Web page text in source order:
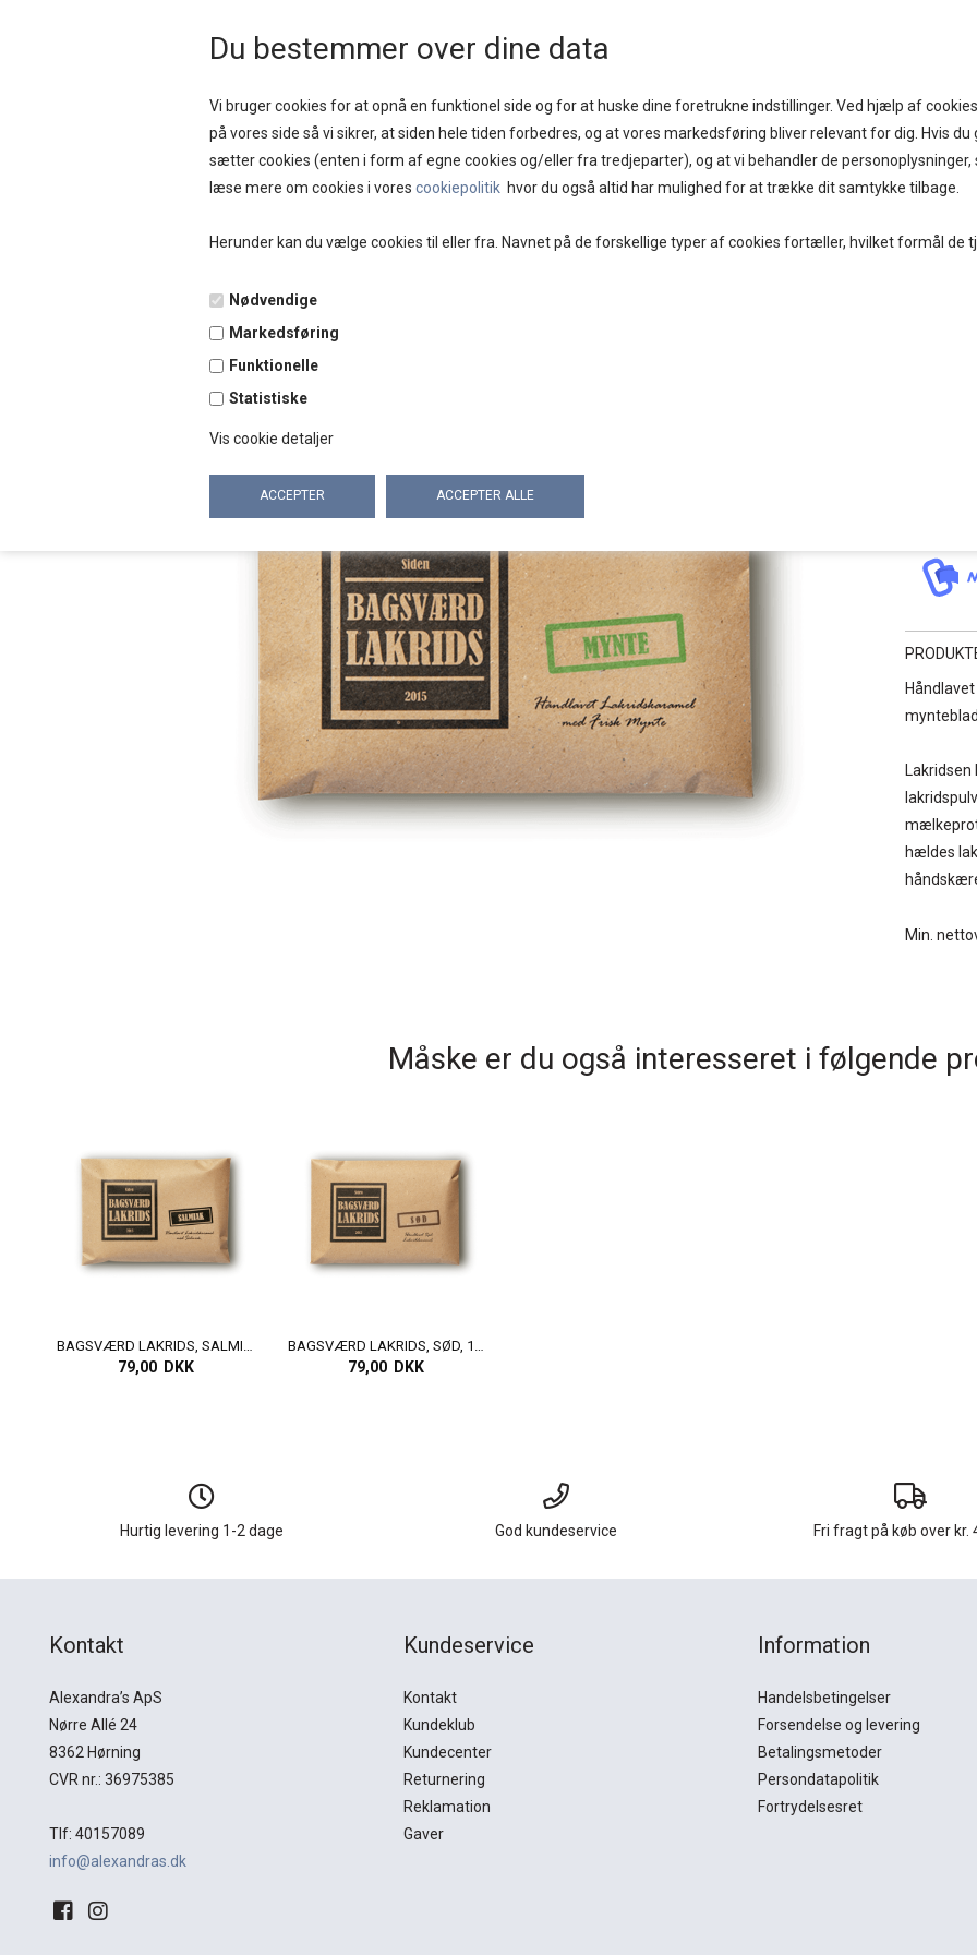
Du bestemmer over dine data
Vi bruger cookies for at opnå en funktionel side og for at huske dine foretrukne indstillinger. Ved hjælp af
på vores side så vi sikrer, at siden hele tiden forbedres, og at vores markedsføring bliver relevant for dig. Hvis
sætter cookies (enten i form af egne cookies og/eller fra tredjeparter), og at vi behandler de personoplysninger,
læse mere om cookies i vores cookiepolitik hvor du også altid har mulighed for at trække dit samtykke tilbage.
Herunder kan du vælge cookies til eller fra. Navnet på de forskellige typer af cookies fortæller, hvilket formål de
Nødvendige
Markedsføring
Funktionelle
Statistiske
Vis cookie detaljer
NYHEDER SALE BRANDS DAMETØJ SKO ACCESSORIES
hældes
Min.
Måske er du også interesseret i følgende
79,00 DKK 79,00 DKK
Hurtig levering 1-2 dage God kundeservice Fri fragt på køb over kr.
Kontakt
Alexandra’s ApS
Nørre Allé 24
8362 Hørning
CVR nr.: 36975385
Tlf: 40157089
info@alexandras.dk
Kundeservice
Kontakt
Kundeklub
Kundecenter
Returnering
Reklamation
Gaver
Information
Handelsbetingelser
Forsendelse og levering
Betalingsmetoder
Persondatapolitik
Fortrydelsesret